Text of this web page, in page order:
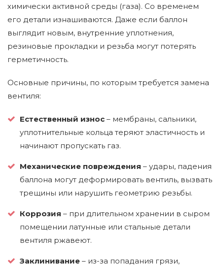
химически активной среды (газа). Со временем
его детали изнашиваются. Даже если баллон
выглядит новым, внутренние уплотнения,
резиновые прокладки и резьба могут потерять
герметичность.
Основные причины, по которым требуется замена
вентиля:
Естественный износ – мембраны, сальники,
уплотнительные кольца теряют эластичность и
начинают пропускать газ.
Механические повреждения – удары, падения
баллона могут деформировать вентиль, вызвать
трещины или нарушить геометрию резьбы.
Коррозия – при длительном хранении в сыром
помещении латунные или стальные детали
вентиля ржавеют.
Заклинивание – из-за попадания грязи,